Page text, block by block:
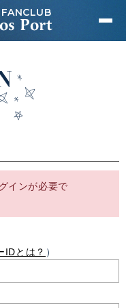
Port
インが必要で
IDとは？ ）